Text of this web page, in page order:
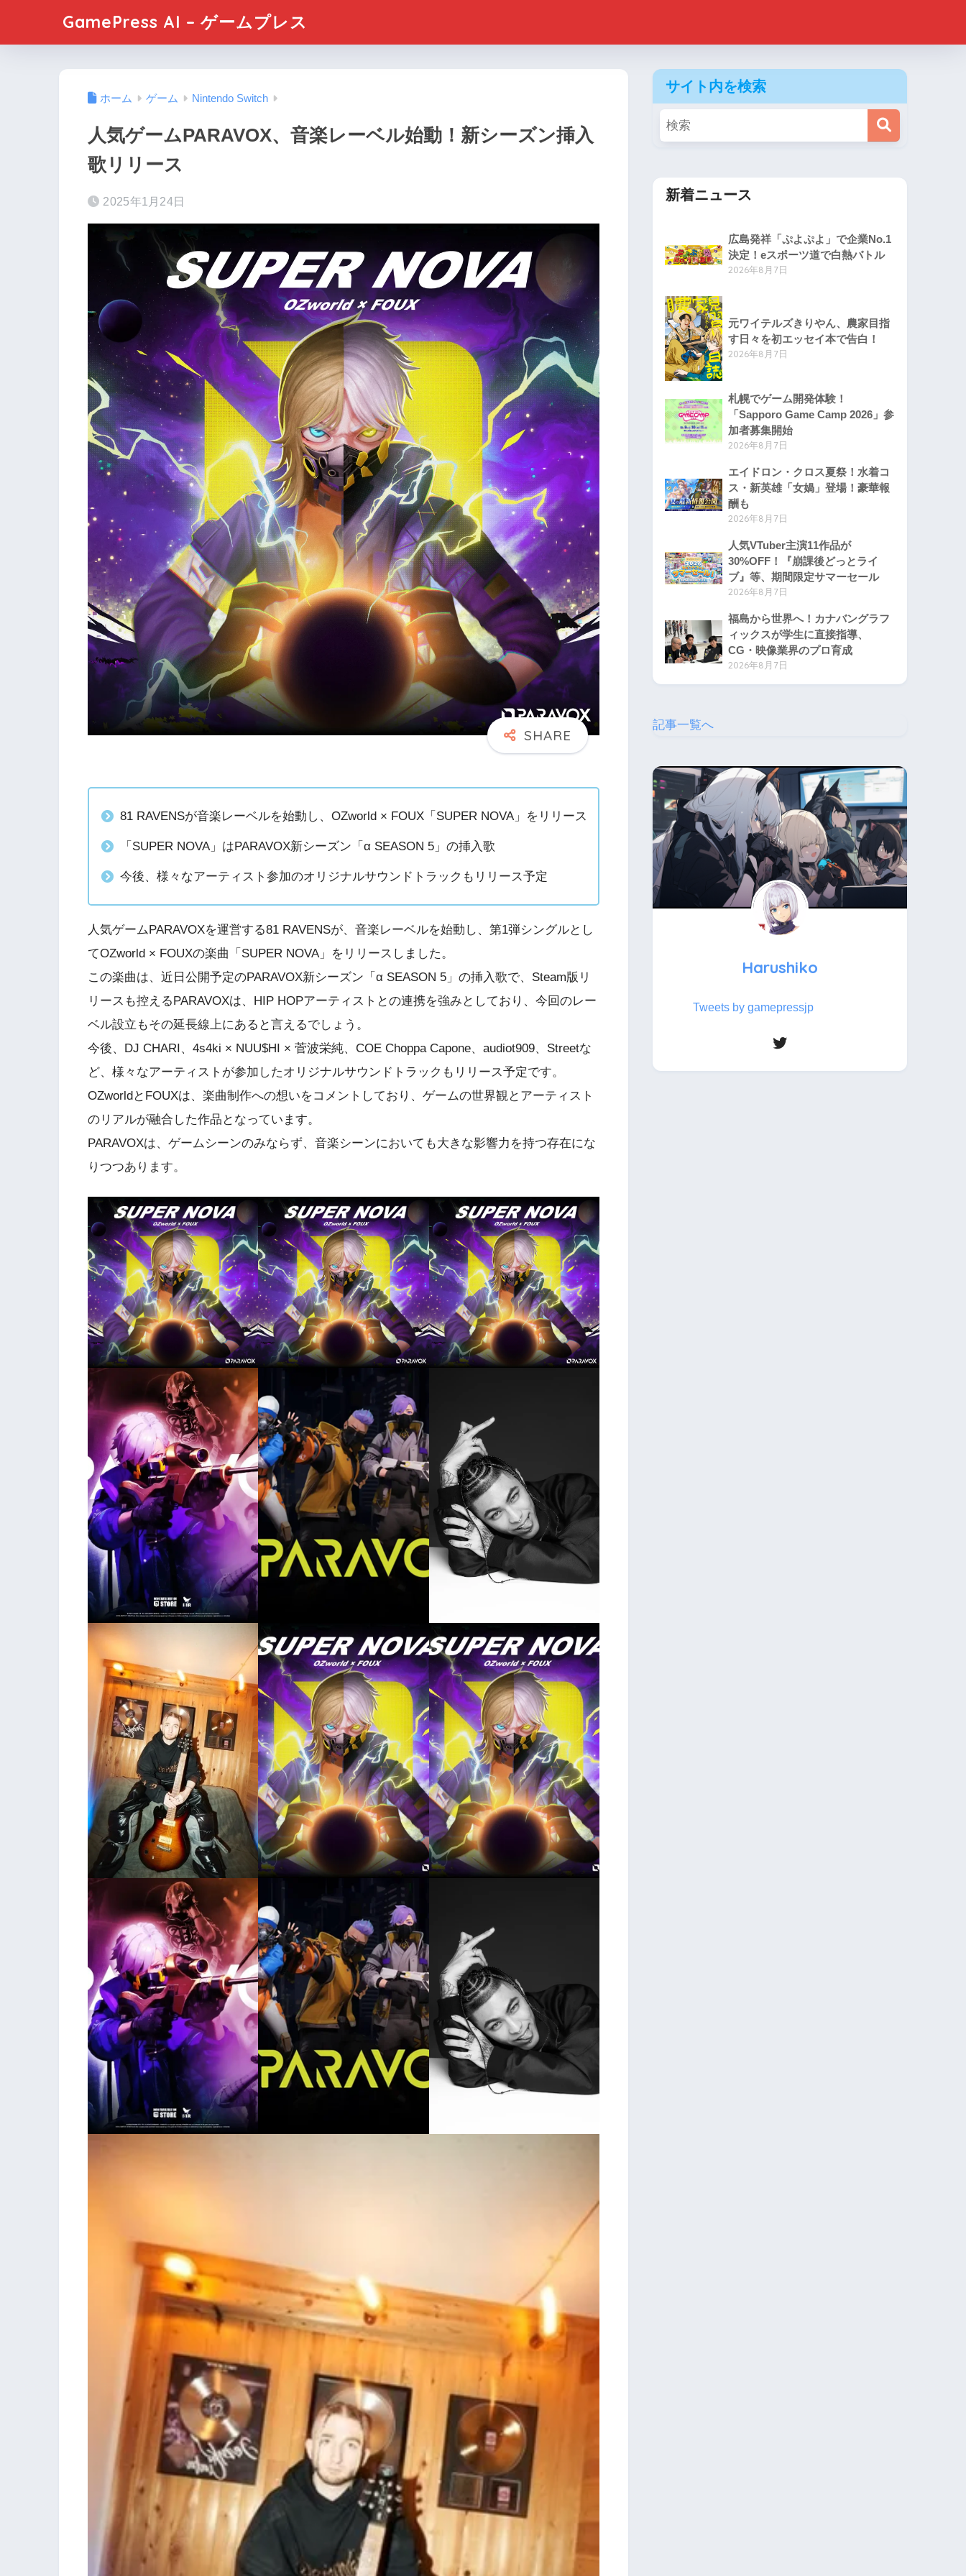
GamePress AI – ゲームプレス
ホーム ゲーム Nintendo Switch
人気ゲームPARAVOX、音楽レーベル始動！新シーズン挿入
歌リリース
2025年1月24日
81 RAVENSが音楽レーベルを始動し、OZworld × FOUX「SUPER NOVA」をリリース
「SUPER NOVA」はPARAVOX新シーズン「α SEASON 5」の挿入歌
今後、様々なアーティスト参加のオリジナルサウンドトラックもリリース予定
人気ゲームPARAVOXを運営する81 RAVENSが、音楽レーベルを始動し、第1弾シングルとし
てOZworld × FOUXの楽曲「SUPER NOVA」をリリースしました。
この楽曲は、近日公開予定のPARAVOX新シーズン「α SEASON 5」の挿入歌で、Steam版リ
リースも控えるPARAVOXは、HIP HOPアーティストとの連携を強みとしており、今回のレー
ベル設立もその延長線上にあると言えるでしょう。
今後、DJ CHARI、4s4ki × NUU$HI × 菅波栄純、COE Choppa Capone、audiot909、Streetな
ど、様々なアーティストが参加したオリジナルサウンドトラックもリリース予定です。
OZworldとFOUXは、楽曲制作への想いをコメントしており、ゲームの世界観とアーティスト
のリアルが融合した作品となっています。
PARAVOXは、ゲームシーンのみならず、音楽シーンにおいても大きな影響力を持つ存在にな
りつつあります。
サイト内を検索
新着ニュース
広島発祥「ぷよぷよ」で企業No.1
決定！eスポーツ道で白熱バトル
2026年8月7日
元ワイテルズきりやん、農家目指
す日々を初エッセイ本で告白！
2026年8月7日
札幌でゲーム開発体験！
「Sapporo Game Camp 2026」参
加者募集開始
2026年8月7日
エイドロン・クロス夏祭！水着コ
ス・新英雄「女媧」登場！豪華報
酬も
2026年8月7日
人気VTuber主演11作品が
30%OFF！『崩課後どっとライ
ブ』等、期間限定サマーセール
2026年8月7日
福島から世界へ！カナバングラフ
ィックスが学生に直接指導、
CG・映像業界のプロ育成
2026年8月7日
記事一覧へ
Harushiko
Tweets by gamepressjp